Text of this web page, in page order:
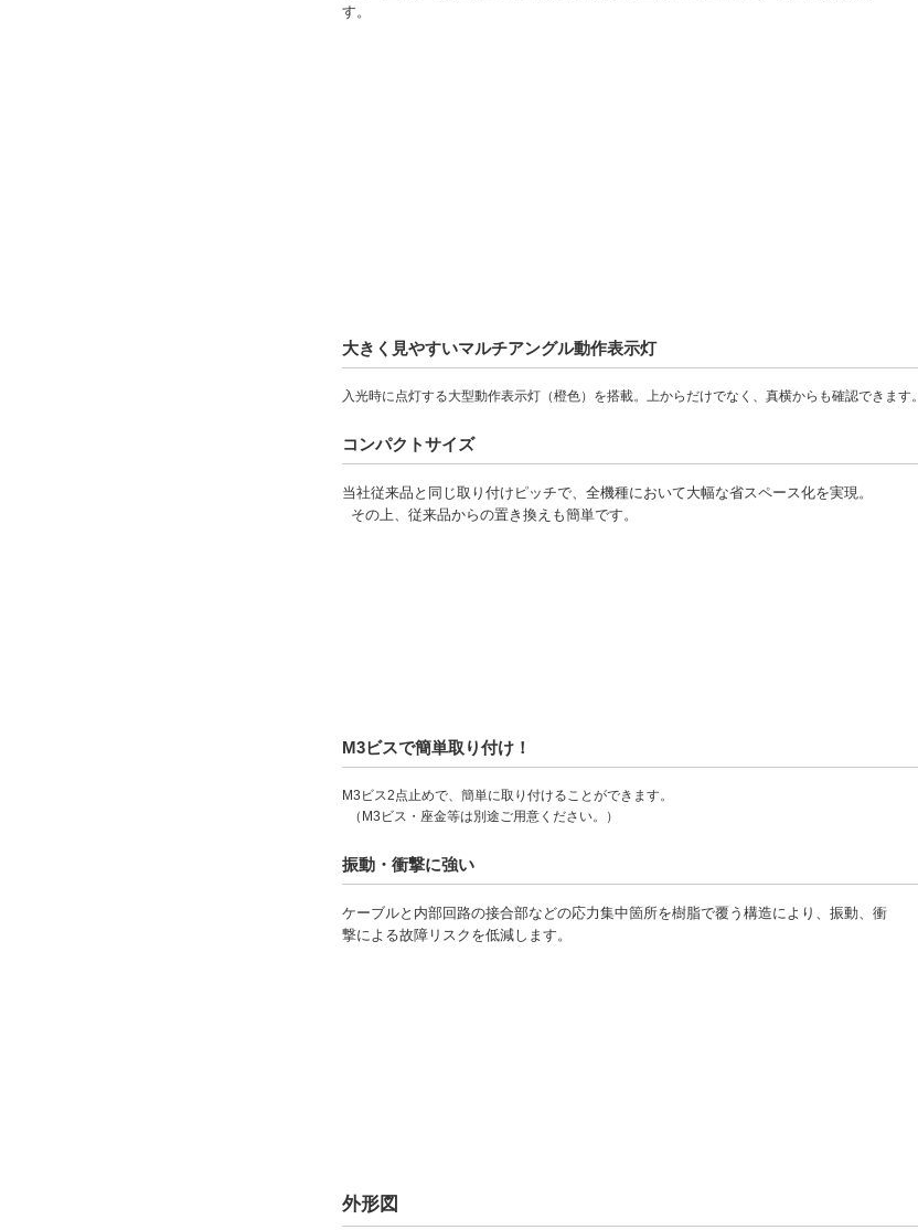
す。
大きく見やすいマルチアングル動作表示灯
入光時に点灯する大型動作表示灯（橙色）を搭載。上からだけでなく、真横からも確認できます。
コンパクトサイズ
当社従来品と同じ取り付けピッチで、全機種において大幅な省スペース化を実現。
その上、従来品からの置き換えも簡単です。
M3ビスで簡単取り付け！
M3ビス2点止めで、簡単に取り付けることができます。
（M3ビス・座金等は別途ご用意ください。）
振動・衝撃に強い
ケーブルと内部回路の接合部などの応力集中箇所を樹脂で覆う構造により、振動、衝
撃による故障リスクを低減します。
外形図